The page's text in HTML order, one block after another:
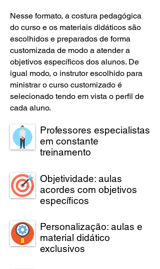
Nesse formato, a costura pedagógica
do curso e os materiais didáticos são
escolhidos e preparados de forma
customizada de modo a atender a
objetivos específicos dos alunos. De
igual modo, o instrutor escolhido para
ministrar o curso customizado é
selecionado tendo em vista o perfil de
cada aluno.
Professores especialistas
em constante
treinamento
Objetividade: aulas
acordes com objetivos
específicos
Personalização: aulas e
material didático
exclusivos